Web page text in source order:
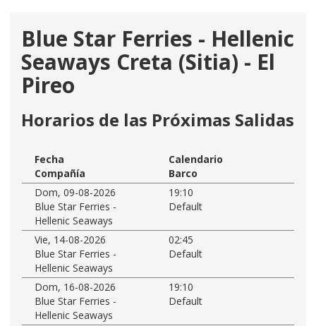
Blue Star Ferries - Hellenic
Seaways Creta (Sitia) - El
Pireo
Horarios de las Próximas Salidas
Fecha
Calendario
Compañía
Barco
Dom, 09-08-2026
19:10
Blue Star Ferries -
Hellenic Seaways
Default
Vie, 14-08-2026
02:45
Blue Star Ferries -
Hellenic Seaways
Default
Dom, 16-08-2026
19:10
Blue Star Ferries -
Hellenic Seaways
Default